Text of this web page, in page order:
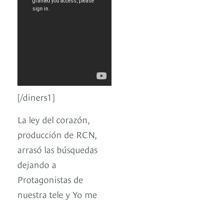
[/diners1]
La ley del corazón,
producción de RCN,
arrasó las búsquedas
dejando a
Protagonistas de
nuestra tele y Yo me